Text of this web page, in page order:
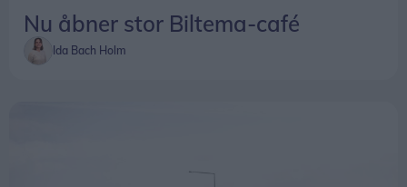
Nu åbner stor Biltema-café
Ida Bach Holm